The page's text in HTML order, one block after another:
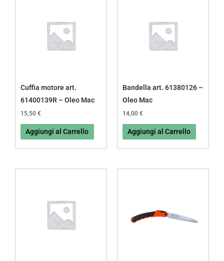
Cuffia motore art.
61400139R – Oleo Mac
15,50 €
Aggiungi al Carrello
Bandella art. 61380126 –
Oleo Mac
14,00 €
Aggiungi al Carrello